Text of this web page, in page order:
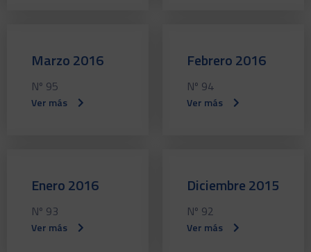
Marzo 2016
Nº 95
Ver más
Febrero 2016
Nº 94
Ver más
Enero 2016
Nº 93
Ver más
Diciembre 2015
Nº 92
Ver más